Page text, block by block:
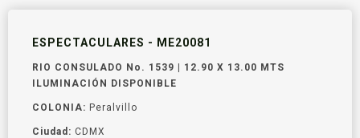
ESPECTACULARES - ME20081
RIO CONSULADO No. 1539 | 12.90 X 13.00 MTS
ILUMINACIÓN DISPONIBLE
COLONIA: Peralvillo
Ciudad: CDMX